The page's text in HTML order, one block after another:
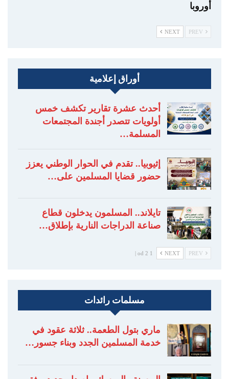
أوروبا
NEXT
أوراق إعلامية
أحدث عشرة تقارير تكشف خمس
أولويات تتصدر أجندة المجتمعات
المسلمة…
إثيوبيا.. تقدم في الحوار الوطني يعزز
حضور قضايا المسلمين على…
تايلاند.. المسلمون يدخلون قطاع
صناعة الدراجات النارية بإطلاق…
NEXT
1 od 2 |
مسلمات رائدات
ماري بتول الطعمة.. ثلاثة عقود في
خدمة المسلمين الجدد وبناء جسور…